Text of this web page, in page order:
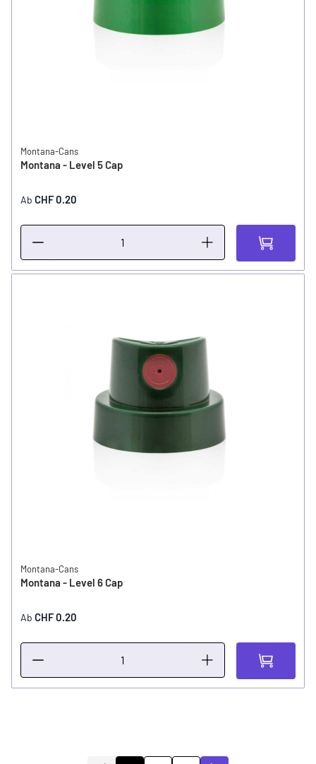
Montana-Cans
Montana - Level 5 Cap
Ab CHF 0.20
Montana-Cans
Montana - Level 6 Cap
Ab CHF 0.20